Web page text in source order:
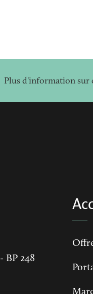
Plus d'information sur
- BP 248